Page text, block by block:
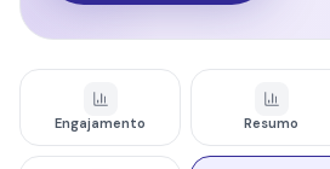
Engajamento Resumo